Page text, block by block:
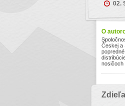
02.
O
Českej a
nosičoch